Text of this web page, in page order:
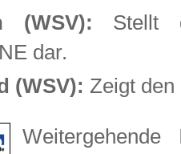
(WSV): Stellt
dar.
(WSV): Zeigt den